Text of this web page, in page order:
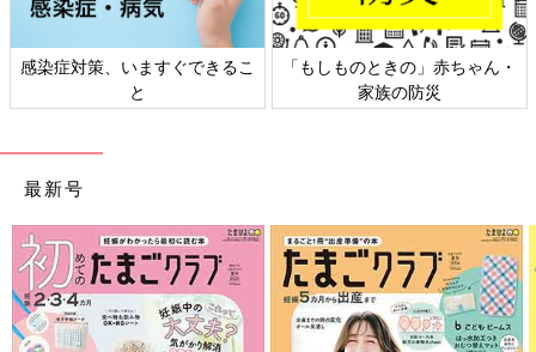
大きすぎないサイズ感なので、そのまま車に積んで実家へ…とい
たまひよSHOPで「お世話グッズ収納ケース」
を見る
納」が叶う、出し入れスムーズなベビーチェスト
感染症対策、いますぐできるこ
と
「もしものときの」赤ちゃん・
家族の防災
最新号